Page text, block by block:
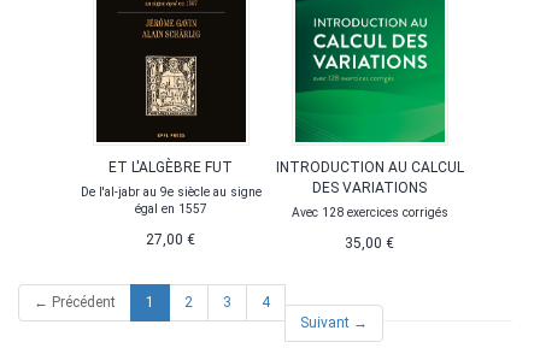
ET L'ALGÈBRE FUT
De l'al-jabr au 9e siècle au signe
égal en 1557
27,00 €
INTRODUCTION AU CALCUL
DES VARIATIONS
Avec 128 exercices corrigés
35,00 €
← Précédent 1 (current)
2 3
4
Suivant →